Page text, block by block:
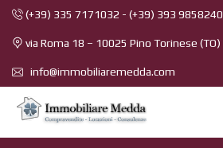
(+39) 335 7171032 - (+39) 393 9858240
via Roma 18 – 10025 Pino Torinese (TO)
info@immobiliaremedda.com